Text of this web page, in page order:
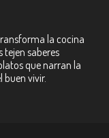
la cocina
tejen saberes
que narran la
buen vivir.